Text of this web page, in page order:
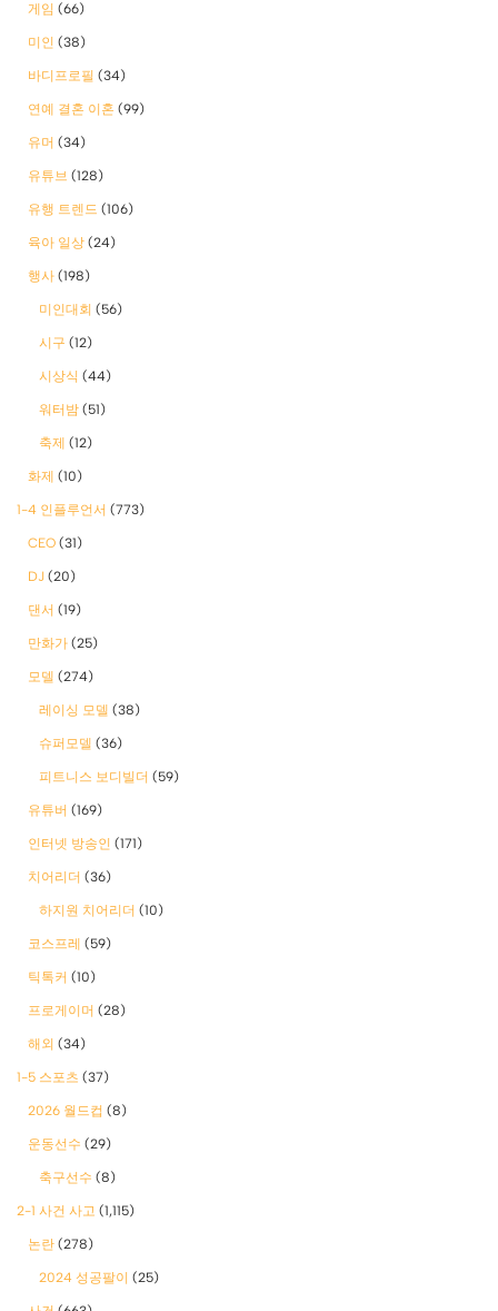
게임 (66)
미인 (38)
바디프로필 (34)
연예 결혼 이혼 (99)
유머 (34)
유튜브 (128)
유행 트렌드 (106)
육아 일상 (24)
행사 (198)
미인대회 (56)
시구 (12)
시상식 (44)
워터밤 (51)
축제 (12)
화제 (10)
1-4 인플루언서 (773)
CEO (31)
DJ (20)
댄서 (19)
만화가 (25)
모델 (274)
레이싱 모델 (38)
슈퍼모델 (36)
피트니스 보디빌더 (59)
유튜버 (169)
인터넷 방송인 (171)
치어리더 (36)
하지원 치어리더 (10)
코스프레 (59)
틱톡커 (10)
프로게이머 (28)
해외 (34)
1-5 스포츠 (37)
2026 월드컵 (8)
운동선수 (29)
축구선수 (8)
2-1 사건 사고 (1,115)
논란 (278)
2024 성공팔이 (25)